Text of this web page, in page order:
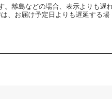
。離島などの場合、表示よりも遅
、お届け予定日よりも遅延する場